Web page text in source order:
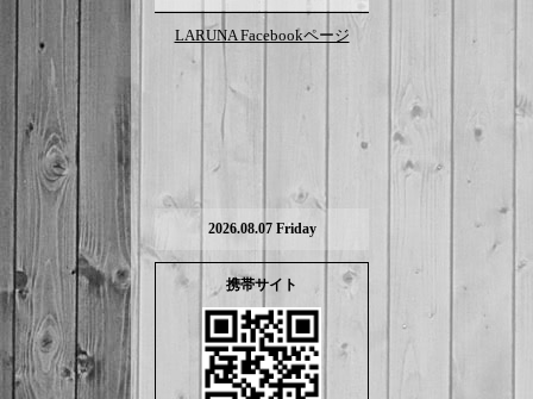
LARUNA Facebookページ
2026.08.07 Friday
携帯サイト